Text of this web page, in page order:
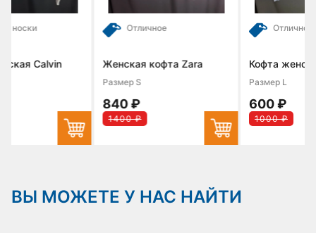
Отличное
Женская кофта Zara
1400 ₽
Отличное
Кофта женская
1000 ₽
ВЫ МОЖЕТЕ У НАС НАЙТИ